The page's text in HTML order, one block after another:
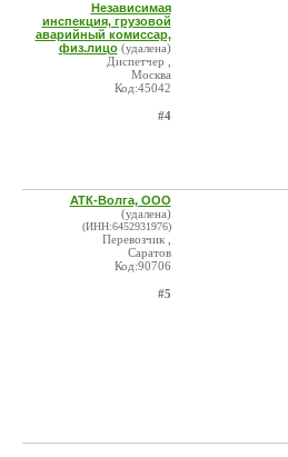
Независимая
инспекция, грузовой
аварийный комиссар,
физ.лицо (удалена)
Диспетчер ,
Москва
Код:45042
#4
АТК-Волга, ООО
(удалена)
(ИНН:6452931976)
Перевозчик ,
Саратов
Код:90706
#5